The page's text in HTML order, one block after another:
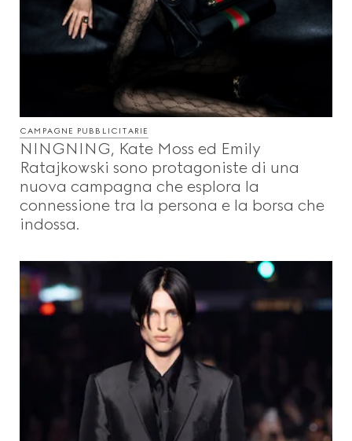
CAMPAGNE PUBBLICITARIE
NINGNING, Kate Moss ed Emily
Ratajkowski sono protagoniste di una
nuova campagna che esplora la
connessione tra la persona e la borsa che
indossa.